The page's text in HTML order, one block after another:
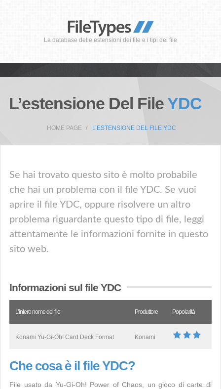
La database delle estensioni dei file e i tipi dei file
L’estensione Del File YDC
HOME PAGE L’ESTENSIONE DEL FILE YDC
Se hai trovato questo sito è molto probabile
che hai un problema con il file YDC. Se vuoi
aprire il file YDC, oppure risolvere un altro
problema riguardante questo tipo di file, leggi
attentamente le informazioni fornite in questo
sito web.
Informazioni sul file YDC
L’intero nome del file Produttore Popolarità
Konami Yu-Gi-Oh! Card Deck Format Konami
Che cosa è il file YDC?
File usato da Yu-Gi-Oh! Power of Chaos, un gioco di carte di